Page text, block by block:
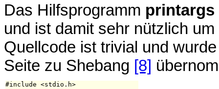
Das Hilfsprogramm printargs
und ist damit sehr nützlich
Quellcode ist trivial und
Seite zu Shebang [8]
#include <stdio.h>